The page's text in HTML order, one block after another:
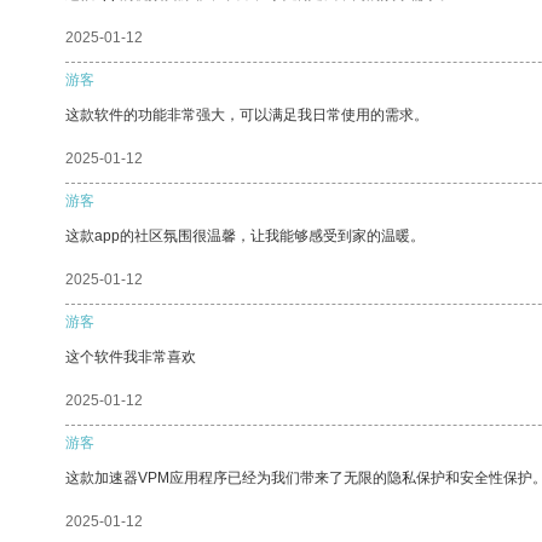
2025-01-12
游客
这款软件的功能非常强大，可以满足我日常使用的需求。
2025-01-12
游客
这款app的社区氛围很温馨，让我能够感受到家的温暖。
2025-01-12
游客
这个软件我非常喜欢
2025-01-12
游客
这款加速器VPM应用程序已经为我们带来了无限的隐私保护和安全性保护
2025-01-12